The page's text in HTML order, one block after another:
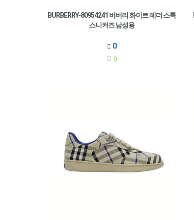
BURBERRY-80954241 버버리 화이트 레더 스톡
스니커즈 남성용
0
0